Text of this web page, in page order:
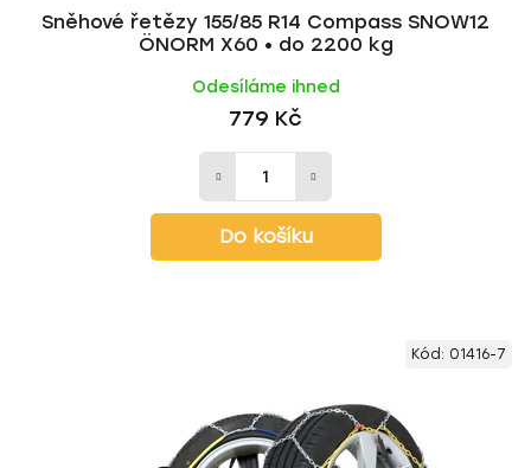
Sněhové řetězy 155/85 R14 Compass SNOW12
ÖNORM X60 • do 2200 kg
Odesíláme ihned
779 Kč
Do košíku
Kód: 01416-7